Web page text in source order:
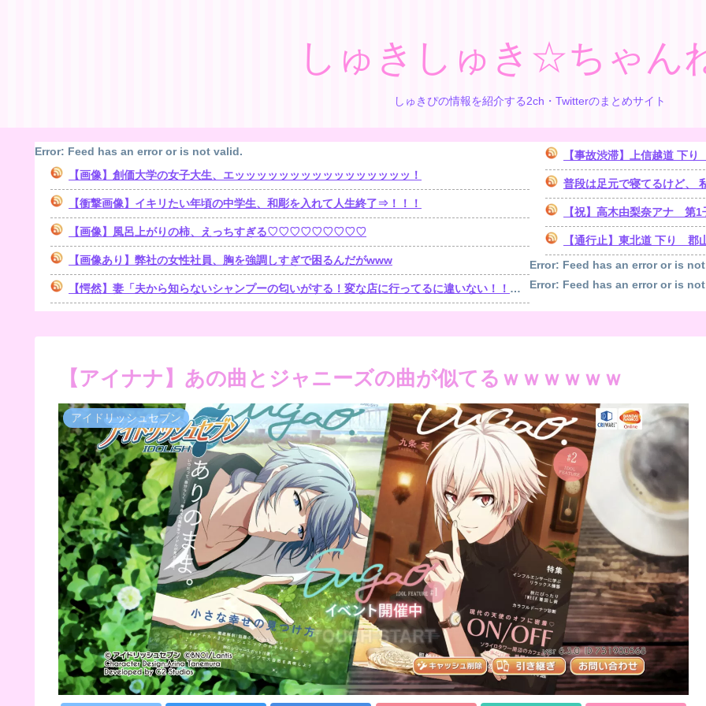
しゅきしゅき☆ちゃん
しゅきぴの情報を紹介する2ch・Twitterのまとめサイト
Error: Feed has an error or is not valid.
【画像】創価大学の女子大生、エッッッッッッッッッッッッッッッッ！
【衝撃画像】イキリたい年頃の中学生、和彫を入れて人生終了⇒！！！
【画像】風呂上がりの柿、えっちすぎる♡♡♡♡♡♡♡♡♡
【画像あり】弊社の女性社員、胸を強調しすぎで困るんだがwww
【愕然】妻「夫から知らないシャンプーの匂いがする！変な店に行ってるに違いない！！！」探偵「調べたところ･･･」⇒結果ｗｗ
【事故渋滞】上信越道 下り 日暮山トン
普段は足元で寝てるけど、 私が
【祝】高木由梨奈アナ 第1
【通行止】東北道 下り 郡山南IC→
Error: Feed has an error or is
Error: Feed has an error or is
【アイナナ】あの曲とジャニーズの曲が似てるｗｗｗｗｗｗ
アイドリッシュセブン